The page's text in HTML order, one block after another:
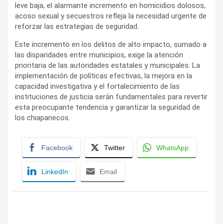
leve baja, el alarmante incremento en homicidios dolosos,
acoso sexual y secuestros refleja la necesidad urgente de
reforzar las estrategias de seguridad.
Este incremento en los delitos de alto impacto, sumado a
las disparidades entre municipios, exige la atención
prioritaria de las autoridades estatales y municipales. La
implementación de políticas efectivas, la mejora en la
capacidad investigativa y el fortalecimiento de las
instituciones de justicia serán fundamentales para revertir
esta preocupante tendencia y garantizar la seguridad de
los chiapanecos.
Facebook Twitter WhatsApp
LinkedIn Email